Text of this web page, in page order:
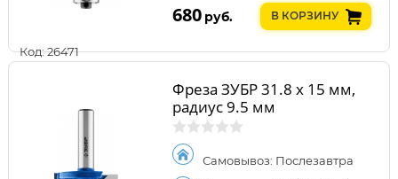
Код: 26471
680 руб. В КОРЗИНУ
Фреза ЗУБР 31.8 x 15 мм,
радиус 9.5 мм
Самовывоз: Послезавтра